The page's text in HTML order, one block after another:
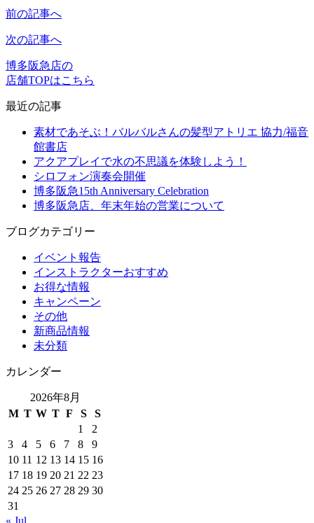
前の記事へ
次の記事へ
博多阪急店の
店舗TOPはこちら
最近の記事
素材であそぶ！バルバルさんの髪型アトリエ 協力/福音
館書店
アクアプレイで水の不思議を体験しよう！
シロフォン演奏会開催
博多阪急15th Anniversary Celebration
博多阪急店、年末年始の営業について
ブログカテゴリー
イベント報告
インストラクターおすすめ
お得な情報
キャンペーン
その他
新商品情報
未分類
カレンダー
2026年8月
M T W T F S
S
1
2
3
4 5 6 7 8
9
10 11 12 13 14 15 16
17 18 19 20 21 22 23
24 25 26 27 28 29 30
31
« Jul